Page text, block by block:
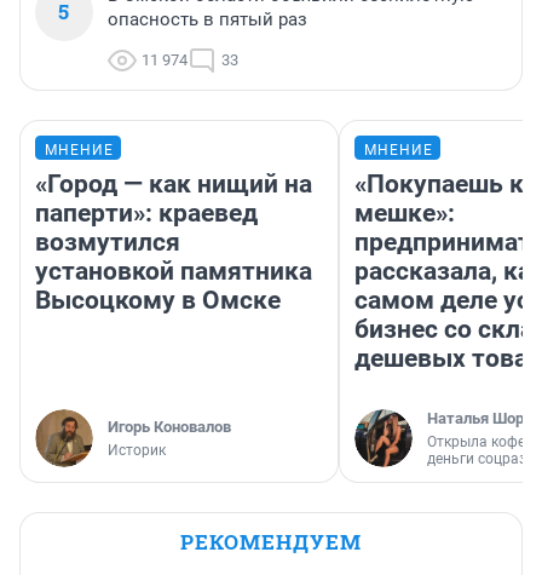
5
опасность в пятый раз
11 974 33
МНЕНИЕ
«Город — как нищий на
паперти»: краевед
возмутился
установкой памятника
Высоцкому в Омске
Игорь Коновалов
Историк
МНЕНИЕ
«Покупаешь
мешке»:
рассказала,
самом деле
бизнес со
дешевых
Наталья
Открыла
деньги
РЕКОМЕНДУЕМ